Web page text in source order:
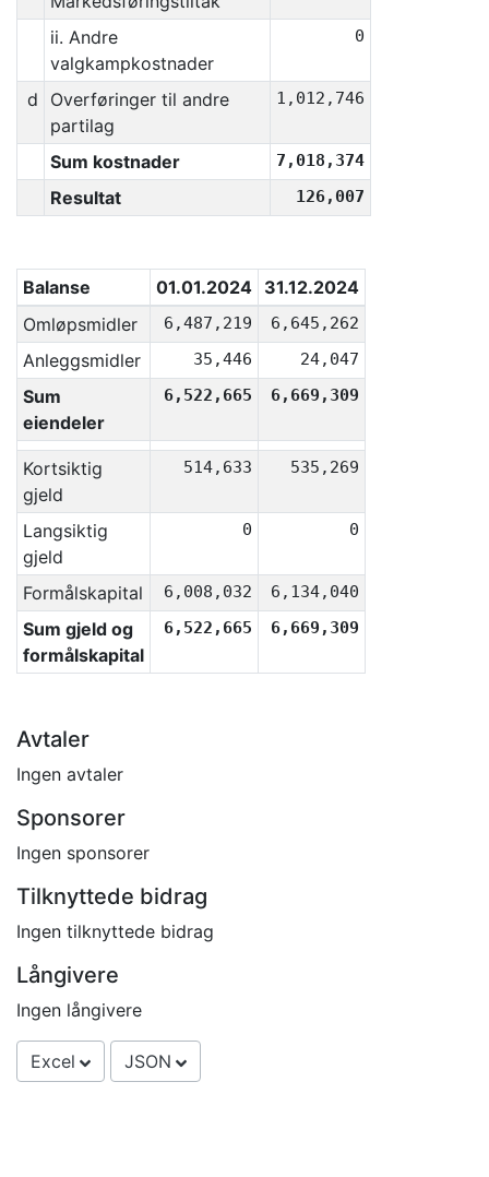
ii. Andre
valgkampkostnader
0
d
Overføringer til andre
partilag
1,012,746
Sum kostnader 7,018,374
Resultat 126,007
Balanse 01.01.2024 31.12.2024
Omløpsmidler
6,487,219 6,645,262
Anleggsmidler 35,446 24,047
Sum
eiendeler
6,522,665 6,669,309
Kortsiktig
gjeld
514,633 535,269
Langsiktig
gjeld
0 0
Formålskapital 6,008,032 6,134,040
Sum gjeld og
formålskapital
6,522,665 6,669,309
Avtaler
Ingen avtaler
Sponsorer
Ingen sponsorer
Tilknyttede bidrag
Ingen tilknyttede bidrag
Långivere
Ingen långivere
Excel JSON